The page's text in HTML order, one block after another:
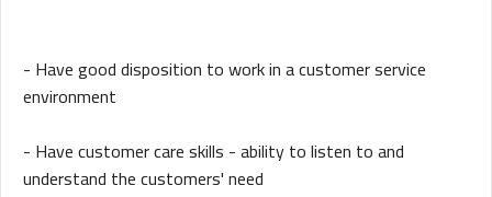
- Have good disposition to work in a customer service
environment
- Have customer care skills - ability to listen to and
understand the customers' need